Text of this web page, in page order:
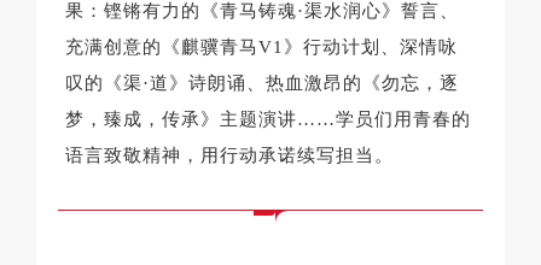
果：铿锵有力的《青马铸魂·渠水润心》誓言、
充满创意的《麒骥青马V1》行动计划、深情咏
叹的《渠·道》诗朗诵、热血激昂的《勿忘，逐
梦，臻成，传承》主题演讲……学员们用青春的
语言致敬精神，用行动承诺续写担当。